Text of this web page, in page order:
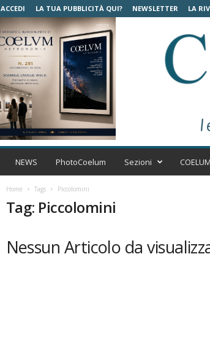
ACCEDI LA TUA PUBBLICITÀ QUI? NEWSLETTER LA
C
t
NEWS PhotoCoelum Sezioni
Home Tags Piccolomini
Tag: Piccolomini
Nessun Articolo da